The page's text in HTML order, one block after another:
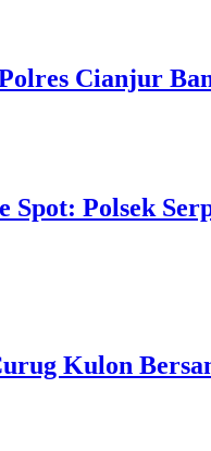
Cianjur
Spot: Polsek
Kulon